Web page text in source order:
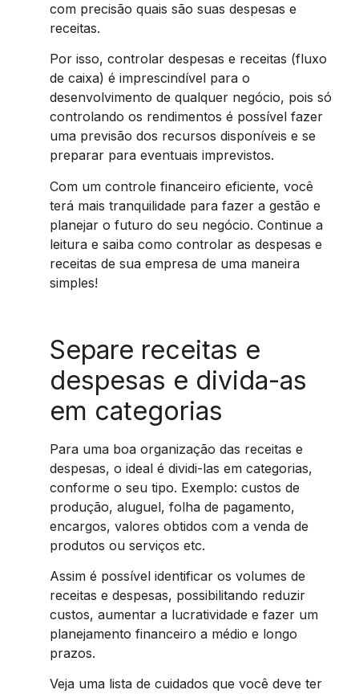
com precisão quais são suas despesas e
receitas.
Por isso, controlar despesas e receitas (fluxo
de caixa) é imprescindível para o
desenvolvimento de qualquer negócio, pois só
controlando os rendimentos é possível fazer
uma previsão dos recursos disponíveis e se
preparar para eventuais imprevistos.
Com um controle financeiro eficiente, você
terá mais tranquilidade para fazer a gestão e
planejar o futuro do seu negócio. Continue a
leitura e saiba como controlar as despesas e
receitas de sua empresa de uma maneira
simples!
Separe receitas e
despesas e divida-as
em categorias
Para uma boa organização das receitas e
despesas, o ideal é dividi-las em categorias,
conforme o seu tipo. Exemplo: custos de
produção, aluguel, folha de pagamento,
encargos, valores obtidos com a venda de
produtos ou serviços etc.
Assim é possível identificar os volumes de
receitas e despesas, possibilitando reduzir
custos, aumentar a lucratividade e fazer um
planejamento financeiro a médio e longo
prazos.
Veja uma lista de cuidados que você deve ter